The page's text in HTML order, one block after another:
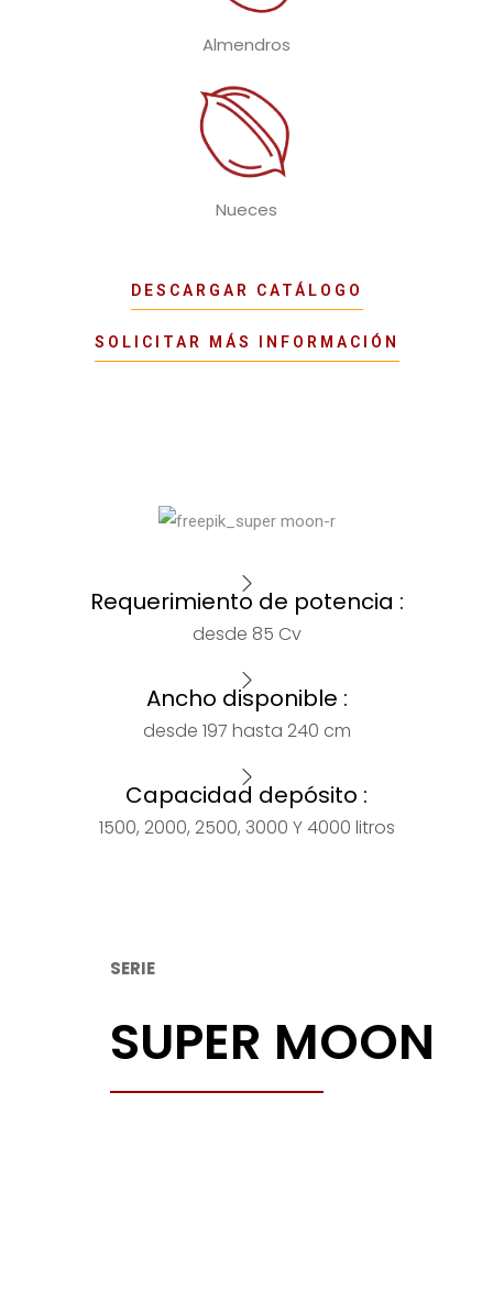
Almendros
Nueces
DESCARGAR CATÁLOGO
SOLICITAR MÁS INFORMACIÓN
Requerimiento de potencia :
desde 85 Cv
Ancho disponible :
desde 197 hasta 240 cm
Capacidad depósito :
1500, 2000, 2500, 3000 Y 4000 litros
SERIE
SUPER MOON